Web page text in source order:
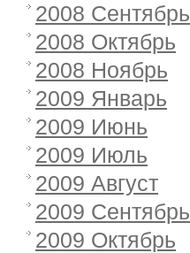
2008 Сентябрь
2008 Октябрь
2008 Ноябрь
2009 Январь
2009 Июнь
2009 Июль
2009 Август
2009 Сентябрь
2009 Октябрь